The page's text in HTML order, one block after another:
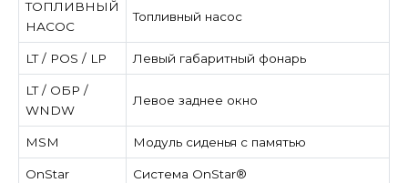
ТОПЛИВНЫЙ
НАСОС
Топливный насос
LT / POS / LP Левый габаритный фонарь
LT / ОБР /
WNDW
Левое заднее окно
MSM Модуль сиденья с памятью
OnStar Система OnStar®